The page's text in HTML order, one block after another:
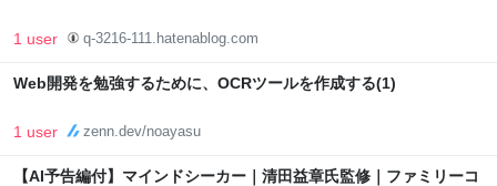
1 user q-3216-111.hatenablog.com
Web開発を勉強するために、OCRツールを作成する(1)
1 user zenn.dev/noayasu
【AI予告編付】マインドシーカー｜清田益章氏監修｜ファミリーコ